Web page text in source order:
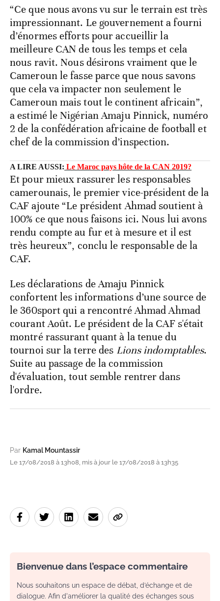
“Ce que nous avons vu sur le terrain est très
impressionnant. Le gouvernement a fourni
d’énormes efforts pour accueillir la
meilleure CAN de tous les temps et cela
nous ravit. Nous désirons vraiment que le
Cameroun le fasse parce que nous savons
que cela va impacter non seulement le
Cameroun mais tout le continent africain”,
a estimé le Nigérian Amaju Pinnick, numéro
2 de la confédération africaine de football et
chef de la commission d’inspection.
A LIRE AUSSI: Le Maroc pays hôte de la CAN 2019?
Et pour mieux rassurer les responsables
camerounais, le premier vice-président de la
CAF ajoute “Le président Ahmad soutient à
100% ce que nous faisons ici. Nous lui avons
rendu compte au fur et à mesure et il est
très heureux”, conclu le responsable de la
CAF.
Les déclarations de Amaju Pinnick
confortent les informations d’une source de
le 360sport qui a rencontré Ahmad Ahmad
courant Août. Le président de la CAF s'était
montré rassurant quant à la tenue du
tournoi sur la terre des Lions indomptables.
Suite au passage de la commission
d'évaluation, tout semble rentrer dans
l'ordre.
Par Kamal Mountassir
Le 17/08/2018 à 13h08, mis à jour le 17/08/2018 à 13h35
Bienvenue dans l’espace commentaire
Nous souhaitons un espace de débat, d’échange et de
dialogue. Afin d'améliorer la qualité des échanges sous